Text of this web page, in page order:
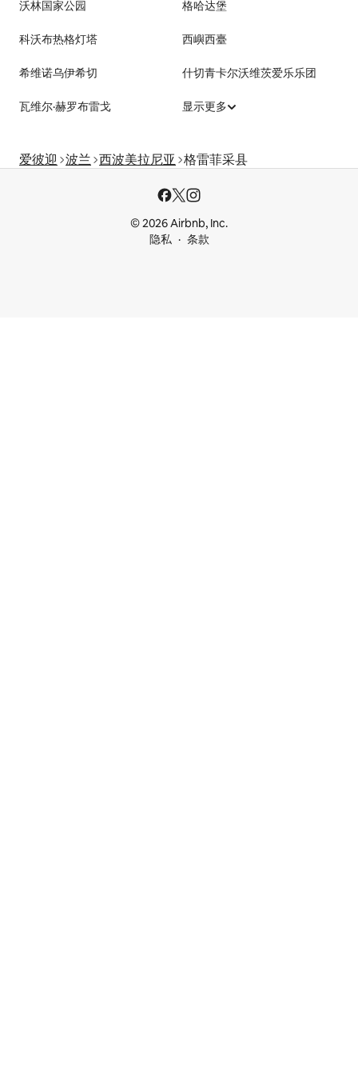
沃林国家公园 格哈达堡
科沃布热格灯塔 西嶼西臺
希维诺乌伊希切 什切青卡尔沃维茨爱乐乐团
瓦维尔·赫罗布雷戈 显示更多
爱彼迎 波兰 西波美拉尼亚 格雷菲采县
© 2026 Airbnb, Inc.
隐私
条款